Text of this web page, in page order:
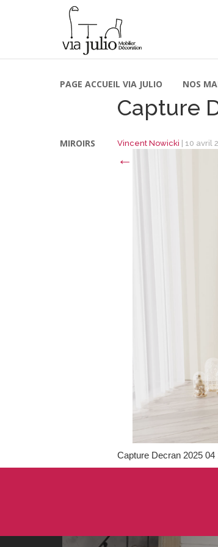
PAGE ACCUEIL VIA JULIO NOS
MIROIRS
Capture
Vincent Nowicki 10 avril
←
Capture Decran 2025 04